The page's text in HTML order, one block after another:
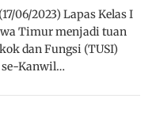
06/2023) Lapas Kelas I
Timur menjadi tuan
dan Fungsi (TUSI)
se-Kanwil…